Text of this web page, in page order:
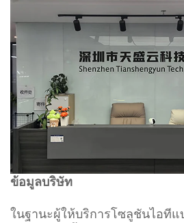
ข้อมูลบริษัท
ในฐานะผู้ให้บริการโซลูชันไอที